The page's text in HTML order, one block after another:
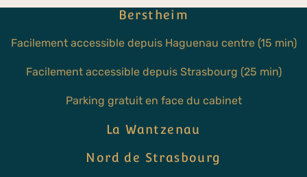
Berstheim
Facilement accessible depuis Haguenau centre (15 min)
Facilement accessible depuis Strasbourg (25 min)
Parking gratuit en face du cabinet
La Wantzenau
Nord de Strasbourg